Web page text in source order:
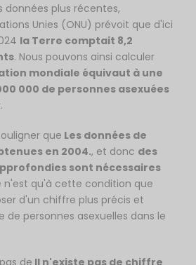
données plus récentes,
Unies (ONU) prévoit que d'ici
la Terre comptait 8,2
. Nous pouvons ainsi calculer
mondiale équivaut à une
000 de personnes asexuées
que Les données de
en 2004., et donc des
sont nécessaires
n'est qu'à cette condition que
d'un chiffre plus précis et
de personnes asexuelles dans le
de Il n'existe pas de chiffre